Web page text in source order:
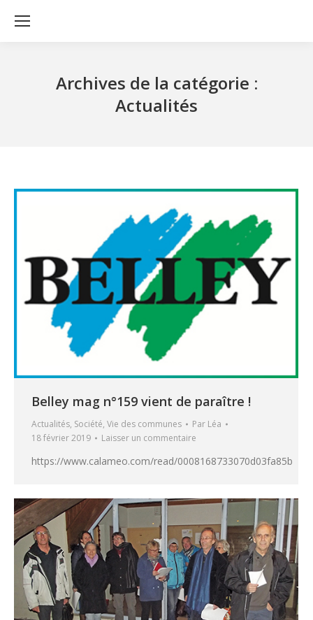
Archives de la catégorie :
Actualités
Belley mag n°159 vient de paraître !
Actualités, Société, Vie des communes Par Léa
18 février 2019
Laisser un commentaire
https://www.calameo.com/read/0008168733070d03fa85b